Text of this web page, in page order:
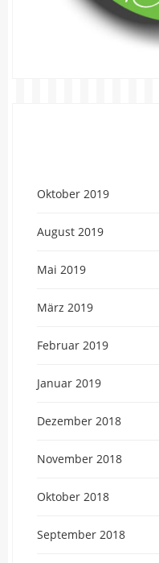
Oktober 2019
August 2019
Mai 2019
März 2019
Februar 2019
Januar 2019
Dezember 2018
November 2018
Oktober 2018
September 2018